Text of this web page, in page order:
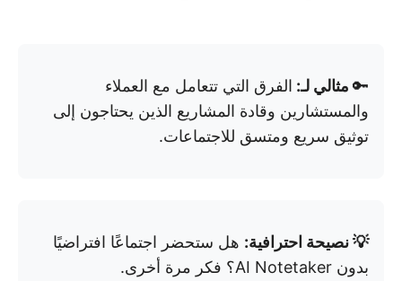
🔑 مثالي لـ: الفرق التي تتعامل مع العملاء
والمستشارين وقادة المشاريع الذين يحتاجون إلى
توثيق سريع ومتسق للاجتماعات.
💡 نصيحة احترافية: هل ستحضر اجتماعًا افتراضيًا
بدون AI Notetaker؟ فكر مرة أخرى.